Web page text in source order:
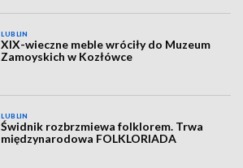
LUBLIN
XIX-wieczne meble wróciły do Muzeum
Zamoyskich w Kozłówce
LUBLIN
Świdnik rozbrzmiewa folklorem. Trwa
międzynarodowa FOLKLORIADA